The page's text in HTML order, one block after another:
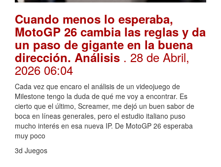
Cuando menos lo esperaba,
MotoGP 26 cambia las reglas y da
un paso de gigante en la buena
dirección. Análisis . 28 de Abril,
2026 06:04
Cada vez que encaro el análisis de un videojuego de
Milestone tengo la duda de qué me voy a encontrar. Es
cierto que el último, Screamer, me dejó un buen sabor de
boca en líneas generales, pero el estudio italiano puso
mucho interés en esa nueva IP. De MotoGP 26 esperaba
muy poco
3d Juegos